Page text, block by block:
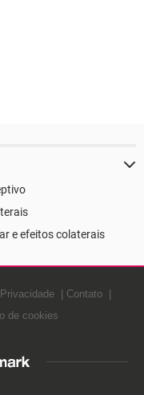
e efeitos colaterais
Contato
de cookies